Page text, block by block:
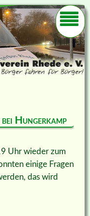
Hungerkamp
Uhr wieder zum
einige Fragen
das wird